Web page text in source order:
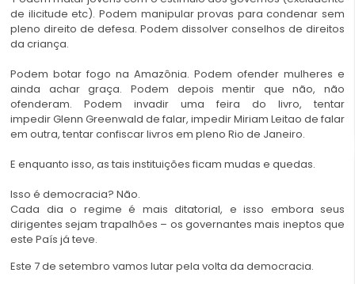
de ilicitude etc). Podem manipular provas para condenar sem
pleno direito de defesa. Podem dissolver conselhos de direitos
da criança.
Podem botar fogo na Amazônia. Podem ofender mulheres e
ainda achar graça. Podem depois mentir que não, não
ofenderam. Podem invadir uma feira do livro, tentar
impedir Glenn Greenwald de falar, impedir Miriam Leitao de falar
em outra, tentar confiscar livros em pleno Rio de Janeiro.
E enquanto isso, as tais instituições ficam mudas e quedas.
Isso é democracia? Não.
Cada dia o regime é mais ditatorial, e isso embora seus
dirigentes sejam trapalhões – os governantes mais ineptos que
este País já teve.
Este 7 de setembro vamos lutar pela volta da democracia.